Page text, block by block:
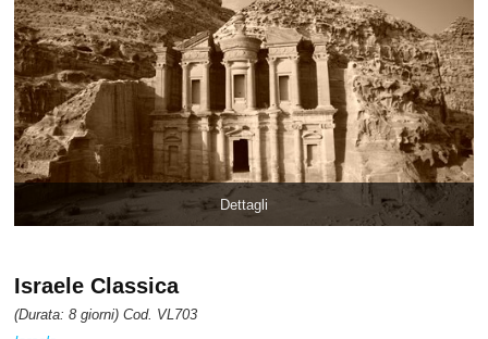
Dettagli
Israele Classica
(Durata: 8 giorni) Cod. VL703